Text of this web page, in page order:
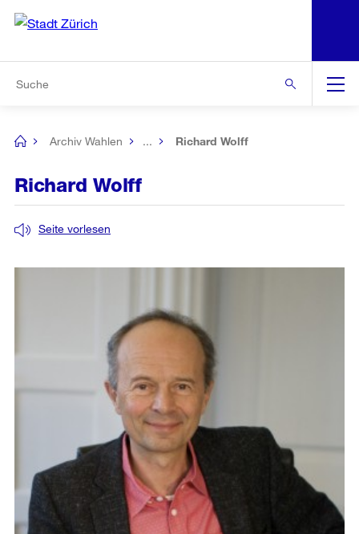
Navigation
[no
Archiv Wahlen ... Richard Wolff
Richard Wolff
Seite vorlesen